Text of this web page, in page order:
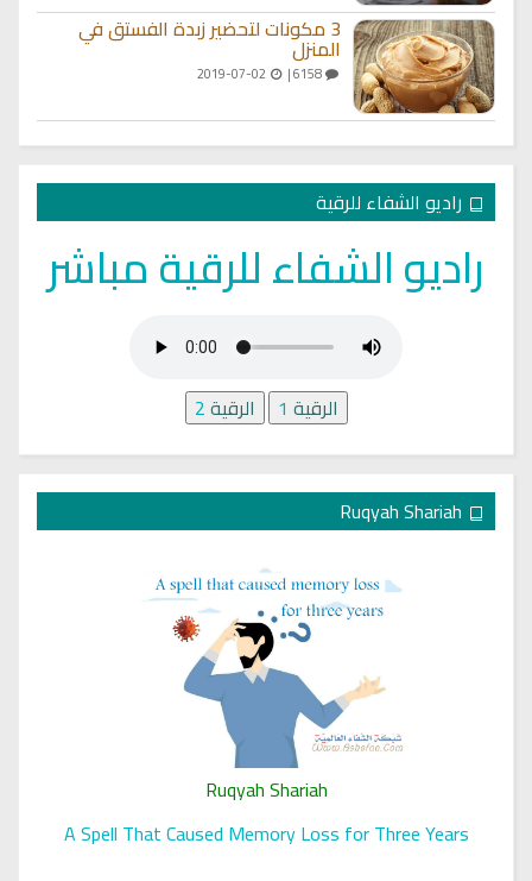
3 مكونات لتحضير زبدة الفستق في
المنزل
6158 |
راديو الشفاء للرقية
راديو الشفاء للرقية مباشر
الرقية 1 الرقية2
Ruqyah Shariah
A Spell That Caused Memory Loss for Three Years